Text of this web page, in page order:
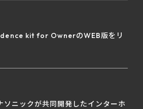
kit for OwnerのWEB版をリ
ニックが共同開発したインターホ